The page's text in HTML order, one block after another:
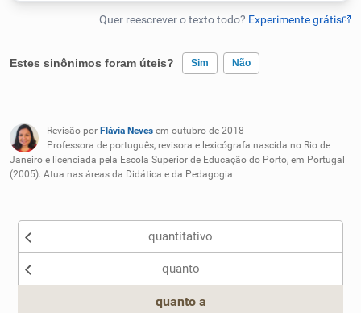
Sinônimos
Estes sinônimos foram úteis? Sim Não
Nenhum dos sinônimos apresentados me ajudou
Outro
Revisão por Flávia Neves em outubro de 2018
Professora de português, revisora e lexicógrafa nascida no Rio de
Janeiro e licenciada pela Escola Superior de Educação do Porto, em Portugal
(2005). Atua nas áreas da Didática e da Pedagogia.
quantitativo
quanto
quanto a